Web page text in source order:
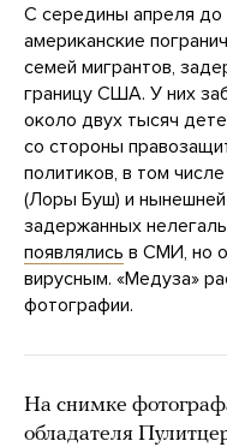
С середины апреля до
американские
семей мигрантов,
границу США. У них
около двух тысяч
со стороны
политиков, в том
(Лоры Буш) и
задержанных
появлялись в СМИ, но
вирусным. «Медуза»
фотографии.
На снимке
обладателя